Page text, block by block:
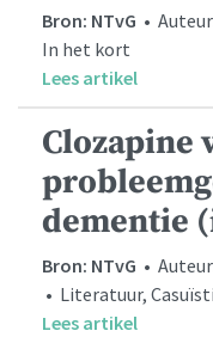
Bron: NTvG •
In het kort
Lees artikel
Clozapine
dementie
Bron: NTvG •
• Literatuur,
Lees artikel